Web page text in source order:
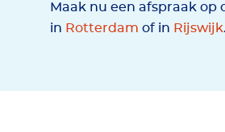
Maak nu een afspraak op
in Rotterdam of in Rijswijk.